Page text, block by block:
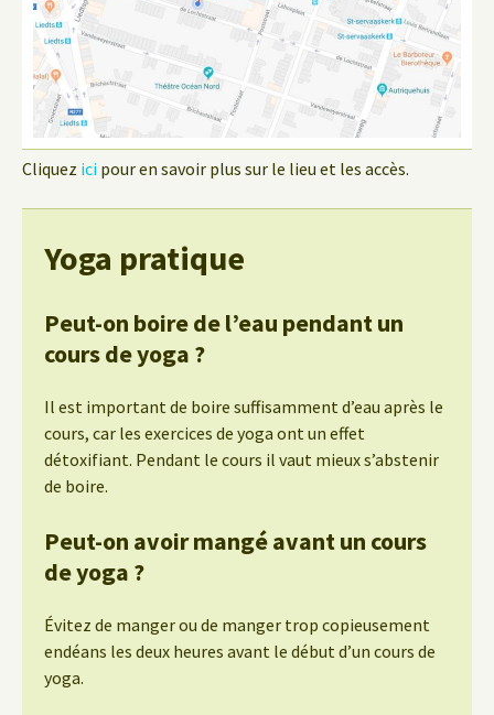
Cliquez ici pour en savoir plus sur le lieu et les accès.
Yoga pratique
Peut-on boire de l’eau pendant un
cours de yoga ?
Il est important de boire suffisamment d’eau après le
cours, car les exercices de yoga ont un effet
détoxifiant. Pendant le cours il vaut mieux s’abstenir
de boire.
Peut-on avoir mangé avant un cours
de yoga ?
Évitez de manger ou de manger trop copieusement
endéans les deux heures avant le début d’un cours de
yoga.